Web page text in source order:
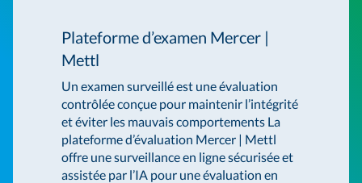
Plateforme d’examen Mercer |
Mettl
Un examen surveillé est une évaluation
contrôlée conçue pour maintenir l’intégrité
et éviter les mauvais comportements La
plateforme d’évaluation Mercer | Mettl
offre une surveillance en ligne sécurisée et
assistée par l’IA pour une évaluation en